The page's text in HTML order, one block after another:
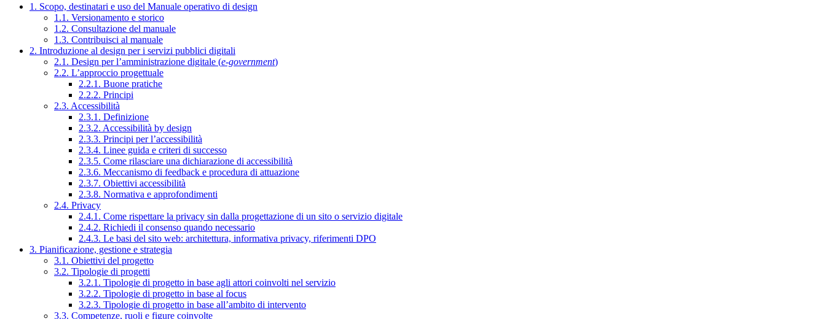
1. Scopo, destinatari e uso del Manuale operativo di design
1.1. Versionamento e storico
1.2. Consultazione del manuale
1.3. Contribuisci al manuale
2. Introduzione al design per i servizi pubblici digitali
2.1. Design per l’amministrazione digitale (e-government)
2.2. L’approccio progettuale
2.2.1. Buone pratiche
2.2.2. Principi
2.3. Accessibilità
2.3.1. Definizione
2.3.2. Accessibilità by design
2.3.3. Principi per l’accessibilità
2.3.4. Linee guida e criteri di successo
2.3.5. Come rilasciare una dichiarazione di accessibilità
2.3.6. Meccanismo di feedback e procedura di attuazione
2.3.7. Obiettivi accessibilità
2.3.8. Normativa e approfondimenti
2.4. Privacy
2.4.1. Come rispettare la privacy sin dalla progettazione di un sito o servizio digitale
2.4.2. Richiedi il consenso quando necessario
2.4.3. Le basi del sito web: architettura, informativa privacy, riferimenti DPO
3. Pianificazione, gestione e strategia
3.1. Obiettivi del progetto
3.2. Tipologie di progetti
3.2.1. Tipologie di progetto in base agli attori coinvolti nel servizio
3.2.2. Tipologie di progetto in base al focus
3.2.3. Tipologie di progetto in base all’ambito di intervento
3.3. Competenze, ruoli e figure coinvolte